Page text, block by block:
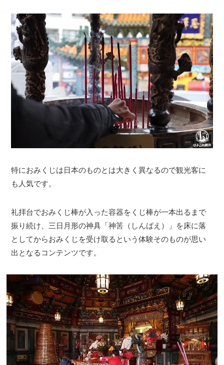
特におみくじは日本のものとは大きく異なるので観光客に
も人気です。
礼拝台でおみくじ棒が入った容器をくじ棒が一本出るまで
振り続け、三日月形の神具「神筈（しんばえ）」を床に落
としてからおみくじを受け取るという体験そのものが思い
出となるコンテンツです。